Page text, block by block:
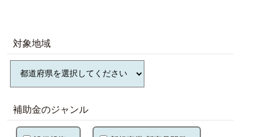
対象地域
補助金のジャンル